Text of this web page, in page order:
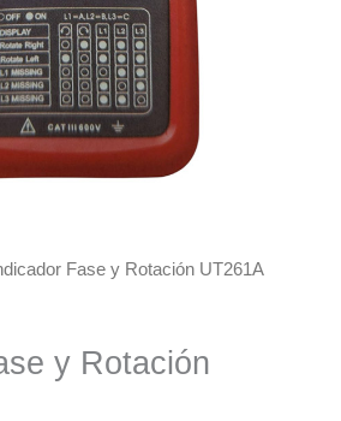
Fase y Rotación UT261A
y Rotación